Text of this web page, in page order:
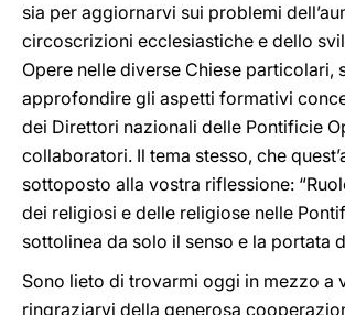
sia per aggiornarvi sui problemi
circoscrizioni ecclesiastiche e dello
Opere nelle diverse Chiese particolari,
approfondire gli aspetti formativi
dei Direttori nazionali delle Pontificie
collaboratori. Il tema stesso, che
sottoposto alla vostra riflessione:
dei religiosi e delle religiose nelle
sottolinea da solo il senso e la portata
Sono lieto di trovarmi oggi in mezzo a
ringraziarvi della generosa